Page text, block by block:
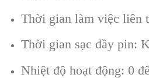
Thời gian làm việc liên t
Thời gian sạc đầy pin:
Nhiệt độ hoạt động: 0